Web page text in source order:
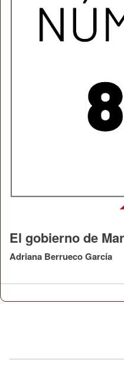
El gobierno de
Adriana Berrueco García